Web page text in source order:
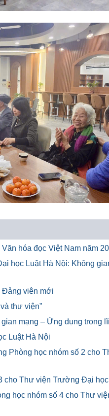
hóa đọc Việt Nam năm
học Luật Hà Nội: Không
Đảng viên mới
thư viện”
mạng – Ứng dụng trong
Luật Hà Nội
Phòng học nhóm số 2 cho
cho Thư viện Trường Đại
học nhóm số 4 cho Thư